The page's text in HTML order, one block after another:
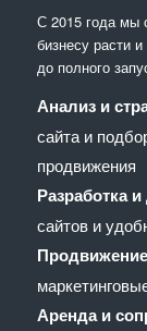
С 2015 года мы
бизнесу расти
до полного
Анализ и
сайта и
продвижения
Разработка
сайтов и
Продвижение
Аренда и